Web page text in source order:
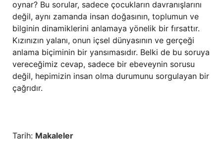
oynar? Bu sorular, sadece çocukların davranışlarını
değil, aynı zamanda insan doğasının, toplumun ve
bilginin dinamiklerini anlamaya yönelik bir fırsattır.
Kızınızın yalanı, onun içsel dünyasının ve gerçeği
anlama biçiminin bir yansımasıdır. Belki de bu soruya
vereceğimiz cevap, sadece bir ebeveynin sorusu
değil, hepimizin insan olma durumunu sorgulayan bir
çağrıdır.
Tarih: Makaleler